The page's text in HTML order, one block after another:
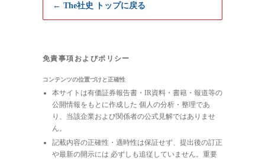
← The社史 トップに戻る
免責事項およびポリシー
コンテンツの位置づけと正確性
本サイトは有価証券報告書・IR資料・書籍・報道等の
公開情報をもとに作成した 個人の分析・整理であ
り、当該企業および関係者の公式見解ではありませ
ん。
記載内容の正確性・適時性は保証せず、提出後の訂正
や最新の開示には 必ずしも追従していません。重要